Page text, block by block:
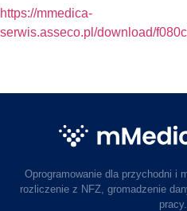
https://mmedica-
serwis.asseco.pl/download/
Oprogramowanie dla przychodni i
rozliczenie z NFZ, gromadzenie
pracy.